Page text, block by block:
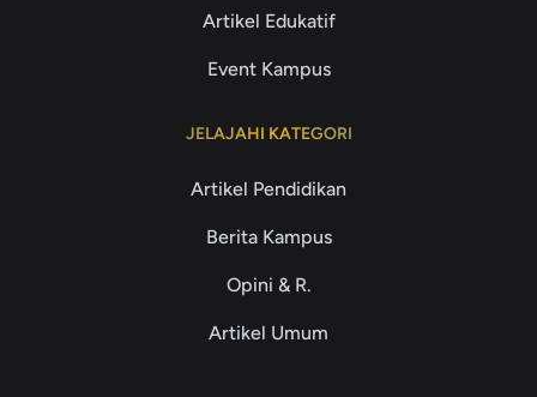
Artikel Edukatif
Event Kampus
JELAJAHI KATEGORI
Artikel Pendidikan
Berita Kampus
Opini & R.
Artikel Umum